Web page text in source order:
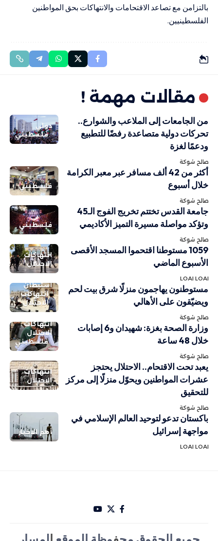
بالتزامن مع تصاعد الاقتحامات والانتهاكات بحق المواطنين
الفلسطينيين.
مقالات مهمة !
دولي
فلسطيني
من الجامعات إلى الملاعب والشوارع..
تحركات دولية متصاعدة رفضًا للتطبيع
ودعمًا لغزة
صالح شوكة
فلسطيني
أكثر من 42 ألف مسافر عبر معبر الكرامة
خلال أسبوع
صالح شوكة
فلسطيني
جامعة القدس تختتم تخريج الفوج الـ45
وتؤكد مواصلة مسيرة التميز الأكاديمي
صالح شوكة
انتهاكات
الاحتلال
1059 مستوطنا اقتحموا المسجد الأقصى
الأسبوع الماضي
LOAI LOAI
استيطان
انتهاكات
الاحتلال
مستوطنون يهاجمون منزلًا شرق بيت لحم
ويضيّقون على الأهالي
صالح شوكة
انتهاكات
الاحتلال
فلسطيني
وزارة الصحة بغزة: شهيدان و6 إصابات
خلال 48 ساعة
صالح شوكة
انتهاكات
الاحتلال
يعبد تحت الاقتحام.. الاحتلال يحتجز
عشرات المواطنين ويحوّل منزلًا إلى مركز
للتحقيق
صالح شوكة
أهم الاخبار
باكستان تدعو لتوحيد العالم الإسلامي في
مواجهة إسرائيل
LOAI LOAI